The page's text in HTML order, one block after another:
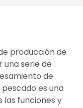
producción de
serie de
de
es una
las funciones y